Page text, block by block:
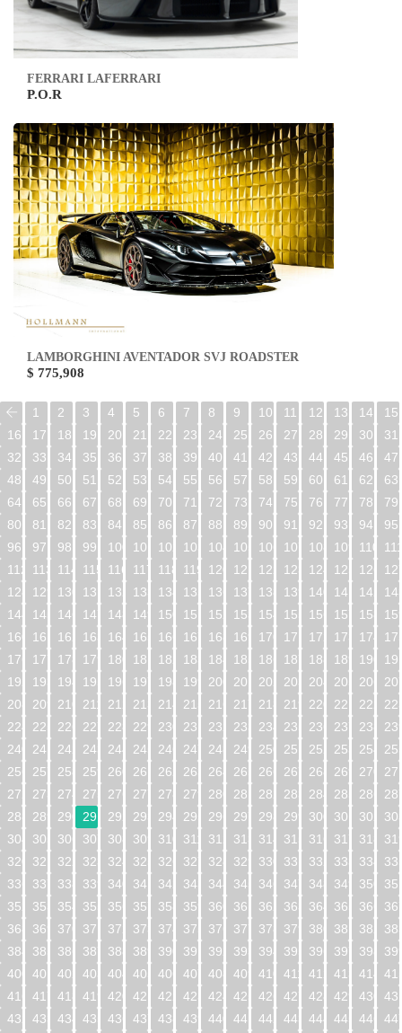
FERRARI LAFERRARI
P.O.R
LAMBORGHINI AVENTADOR SVJ ROADSTER
$ 775,908
1 2 3 4 5 6 7 8 9 10 11 12 13 14
15
16
17 18 19 20 21 22 23 24 25 26 27 28 29 30
31
32
33 34 35 36 37 38 39 40 41 42 43 44 45 46
47
48
49 50 51 52 53 54 55 56 57 58 59 60 61 62
63
64
65 66 67 68 69 70 71 72 73 74 75 76 77 78
79
80
81 82 83 84 85 86 87 88 89 90 91 92 93 94
95
96
97 98 99 100 101 102 103 104 105 106 107 108 109 110
112
113 114 115 116 117 118 119 120 121 122 123 124 125 126
128
129 130 131 132 133 134 135 136 137 138 139 140 141 142
144
145 146 147 148 149 150 151 152 153 154 155 156 157 158
160
161 162 163 164 165 166 167 168 169 170 171 172 173 174
176
177 178 179 180 181 182 183 184 185 186 187 188 189 190
192
193 194 195 196 197 198 199 200 201 202 203 204 205 206
208
209 210 211 212 213 214 215 216 217 218 219 220 221 222
224
225 226 227 228 229 230 231 232 233 234 235 236 237 238
240
241 242 243 244 245 246 247 248 249 250 251 252 253 254
256
257 258 259 260 261 262 263 264 265 266 267 268 269 270
272
273 274 275 276 277 278 279 280 281 282 283 284 285 286
288
289 290 291 292 293 294 295 296 297 298 299 300 301 302
304
305 306 307 308 309 310 311 312 313 314 315 316 317 318
320
321 322 323 324 325 326 327 328 329 330 331 332 333 334
336
337 338 339 340 341 342 343 344 345 346 347 348 349 350
352
353 354 355 356 357 358 359 360 361 362 363 364 365 366
368
369 370 371 372 373 374 375 376 377 378 379 380 381 382
384
385 386 387 388 389 390 391 392 393 394 395 396 397 398
400
401 402 403 404 405 406 407 408 409 410 411 412 413 414
416
417 418 419 420 421 422 423 424 425 426 427 428 429 430
432
433 434 435 436 437 438 439 440 441 442 443 444 445 446